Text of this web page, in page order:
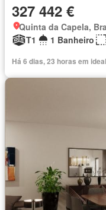
327 442 €
Quinta da Capela,
T1
1 Banheiro
Há 6 dias, 23 horas em